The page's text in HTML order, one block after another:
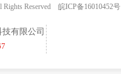
Rights Reserved 皖ICP备16010452号
有限公司